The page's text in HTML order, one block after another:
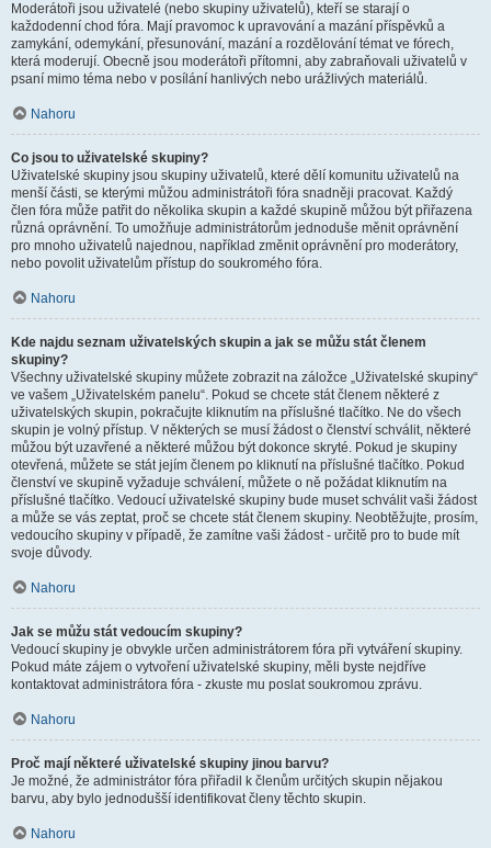
Moderátoři jsou uživatelé (nebo skupiny uživatelů), kteří se starají o
každodenní chod fóra. Mají pravomoc k upravování a mazání příspěvků a
zamykání, odemykání, přesunování, mazání a rozdělování témat ve fórech,
která moderují. Obecně jsou moderátoři přítomni, aby zabraňovali uživatelů v
psaní mimo téma nebo v posílání hanlivých nebo urážlivých materiálů.
Nahoru
Co jsou to uživatelské skupiny?
Uživatelské skupiny jsou skupiny uživatelů, které dělí komunitu uživatelů na
menší části, se kterými můžou administrátoři fóra snadněji pracovat. Každý
člen fóra může patřit do několika skupin a každé skupině můžou být přiřazena
různá oprávnění. To umožňuje administrátorům jednoduše měnit oprávnění
pro mnoho uživatelů najednou, například změnit oprávnění pro moderátory,
nebo povolit uživatelům přístup do soukromého fóra.
Nahoru
Kde najdu seznam uživatelských skupin a jak se můžu stát členem
skupiny?
Všechny uživatelské skupiny můžete zobrazit na záložce „Uživatelské skupiny“
ve vašem „Uživatelském panelu“. Pokud se chcete stát členem některé z
uživatelských skupin, pokračujte kliknutím na příslušné tlačítko. Ne do všech
skupin je volný přístup. V některých se musí žádost o členství schválit, některé
můžou být uzavřené a některé můžou být dokonce skryté. Pokud je skupiny
otevřená, můžete se stát jejím členem po kliknutí na příslušné tlačítko. Pokud
členství ve skupině vyžaduje schválení, můžete o ně požádat kliknutím na
příslušné tlačítko. Vedoucí uživatelské skupiny bude muset schválit vaši žádost
a může se vás zeptat, proč se chcete stát členem skupiny. Neobtěžujte, prosím,
vedoucího skupiny v případě, že zamítne vaši žádost - určitě pro to bude mít
svoje důvody.
Nahoru
Jak se můžu stát vedoucím skupiny?
Vedoucí skupiny je obvykle určen administrátorem fóra při vytváření skupiny.
Pokud máte zájem o vytvoření uživatelské skupiny, měli byste nejdříve
kontaktovat administrátora fóra - zkuste mu poslat soukromou zprávu.
Nahoru
Proč mají některé uživatelské skupiny jinou barvu?
Je možné, že administrátor fóra přiřadil k členům určitých skupin nějakou
barvu, aby bylo jednodušší identifikovat členy těchto skupin.
Nahoru